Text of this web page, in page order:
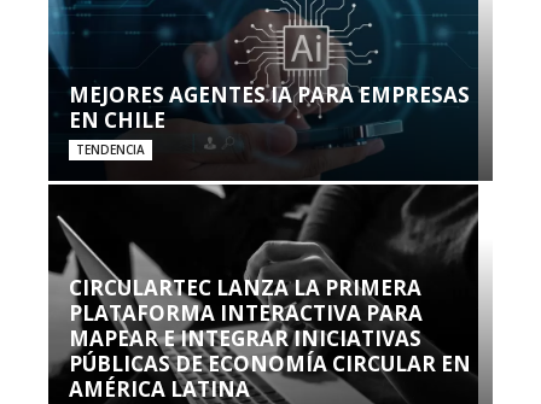
MEJORES AGENTES IA PARA EMPRESAS
EN CHILE
TENDENCIA
CIRCULARTEC LANZA LA PRIMERA
PLATAFORMA INTERACTIVA PARA
MAPEAR E INTEGRAR INICIATIVAS
PÚBLICAS DE ECONOMÍA CIRCULAR EN
AMÉRICA LATINA